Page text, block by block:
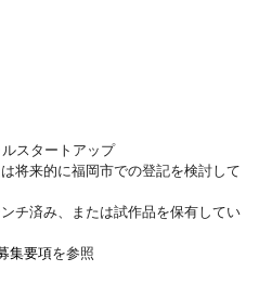
スタートアップ
将来的に福岡市での登記を検討して
チ済み、または試作品を保有してい
集要項を参照